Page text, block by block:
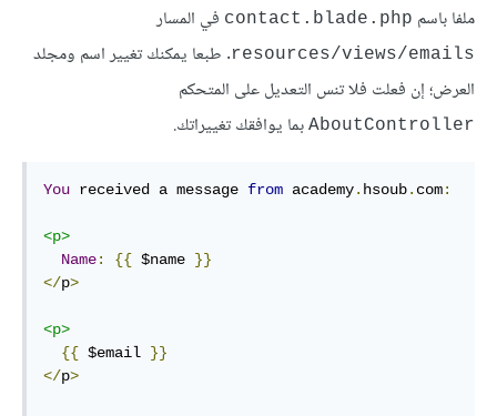
ملفا باسم contact.blade.php في المسار
resources/views/emails. طبعا يمكنك تغيير اسم ومجلد
العرض؛ إن فعلت فلا تنس التعديل على المتحكم
AboutController بما يوافقك تغييراتك.
You received a message from academy. hsoub. com:
<p>
Name: {{ $name }}
</p>
<p>
{{ $email }}
</p>